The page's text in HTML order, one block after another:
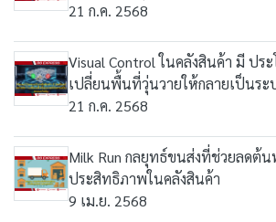
21 ก.ค. 2568
Visual Control ในคลังสินค้า มี ประ
เปลี่ยนพื้นที่วุ่นวายให้กลายเป็นระ
21 ก.ค. 2568
Milk Run กลยุทธ์ขนส่งที่ช่วยลดต้
ประสิทธิภาพในคลังสินค้า
9 เม.ย. 2568